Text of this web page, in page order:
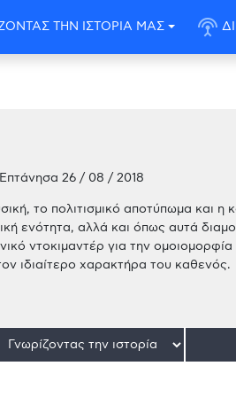
ΤΗΝ ΙΣΤΟΡΙΑ ΜΑΣ settings_input_antenna
26 / 08 / 2018
το πολιτισμικό αποτύπωμα και η
ενότητα, αλλά και όπως αυτά
ντοκιμαντέρ για την ομοιομορφία
ιδιαίτερο χαρακτήρα του καθενός.